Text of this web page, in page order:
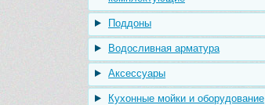
Поддоны
Водосливная арматура
Аксессуары
Кухонные мойки и оборудование